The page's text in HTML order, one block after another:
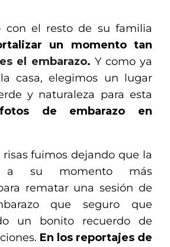
con el resto de su familia
un momento tan
el embarazo. Y como ya
casa, elegimos un lugar
y naturaleza para esta
de embarazo en
risas fuimos dejando que la
a su momento más
rematar una sesión de
que seguro que
un bonito recuerdo de
En los reportajes de